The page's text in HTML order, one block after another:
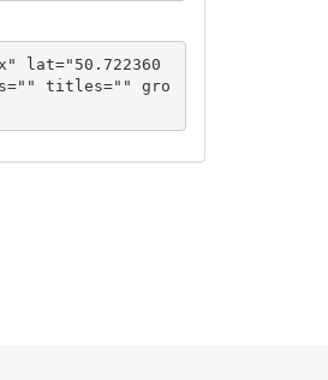
lat="50.722360
titles="" gro